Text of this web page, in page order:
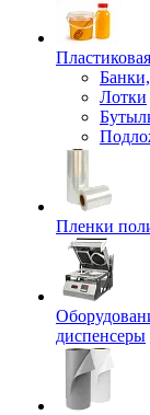
Лотки
Пленки
диспенсеры